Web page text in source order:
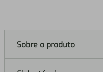
Sobre o produto